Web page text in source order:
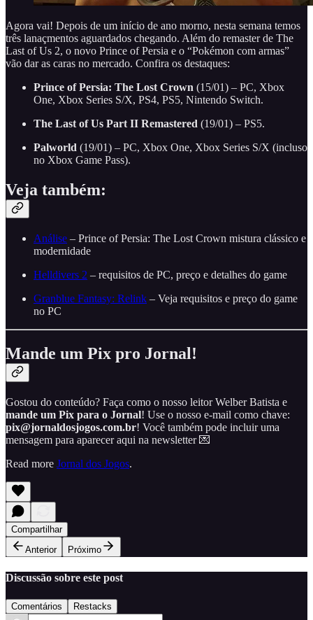
Agora vai! Depois de um início de ano morno, nesta semana temos
três lanaçmentos aguardados chegando. Além do remaster de The
Last of Us 2, o novo Prince of Persia e o “Pokémon com armas”
vão dar as caras no mercado. Confira os destaques:
Prince of Persia: The Lost Crown (15/01) – PC, Xbox
One, Xbox Series S/X, PS4, PS5, Nintendo Switch.
The Last of Us Part II Remastered (19/01) – PS5.
Palworld (19/01) – PC, Xbox One, Xbox Series S/X (incluso
no Xbox Game Pass).
Veja também:
Análise – Prince of Persia: The Lost Crown mistura clássico e
modernidade
Helldivers 2 – requisitos de PC, preço e detalhes do game
Granblue Fantasy: Relink – Veja requisitos e preço do game
no PC
Mande um Pix pro Jornal!
Gostou do conteúdo? Faça como o nosso leitor Welber Batista e
mande um Pix para o Jornal! Use o nosso e-mail como chave:
pix@jornaldosjogos.com.br! Você também pode incluir uma
mensagem para aparecer aqui na newsletter 💌
Read more Jornal dos Jogos.
Compartilhar
Anterior
Próximo
Discussão sobre este post
Comentários Restacks